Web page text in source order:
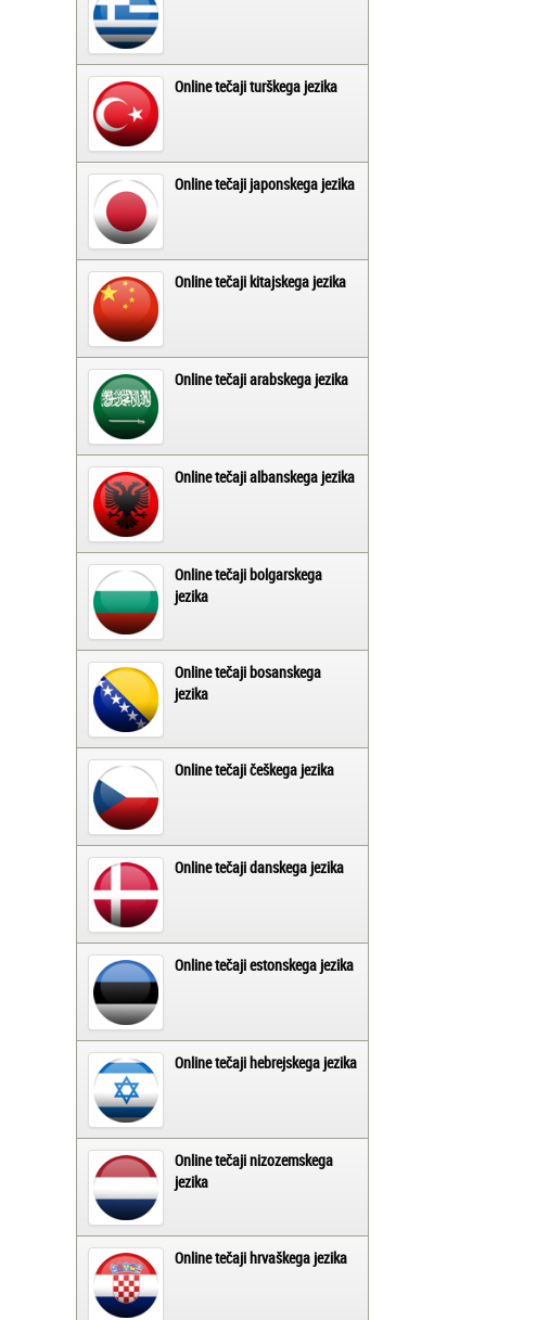
Online tečaji turškega jezika
Online tečaji japonskega jezika
Online tečaji kitajskega jezika
Online tečaji arabskega jezika
Online tečaji albanskega jezika
Online tečaji bolgarskega
jezika
Online tečaji bosanskega
jezika
Online tečaji češkega jezika
Online tečaji danskega jezika
Online tečaji estonskega jezika
Online tečaji hebrejskega jezika
Online tečaji nizozemskega
jezika
Online tečaji hrvaškega jezika